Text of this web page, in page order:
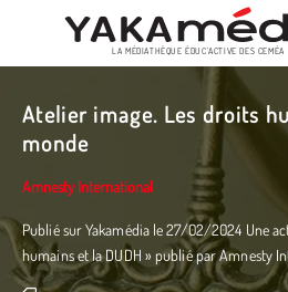
LA MÉDIATHÈQUE ÉDUC’ACTIVE DES CEMÉA
Atelier image. Les droits
monde
Amnesty International
Publié sur Yakamédia le 27/02/2024 Une
humains et la DUDH » publié par Amnesty